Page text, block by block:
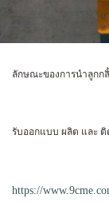
ลักษณะของการนำลูกก
รับออกแบบ ผลิต และ ติ
https://